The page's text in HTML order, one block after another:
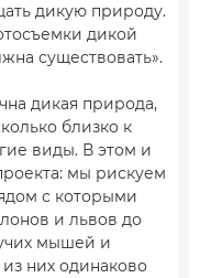
дикую природу.
дикой
существовать».
дикая природа,
близко к
виды. В этом и
мы рискуем
с которыми
и львов до
мышей и
них одинаково